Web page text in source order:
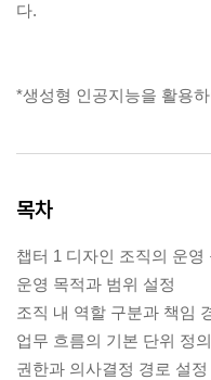
다.
*생성형 인공지능을 활용
목차
챕터 1 디자인 조직의 운영
운영 목적과 범위 설정
조직 내 역할 구분과 책임
업무 흐름의 기본 단위 정의
권한과 의사결정 경로 설정